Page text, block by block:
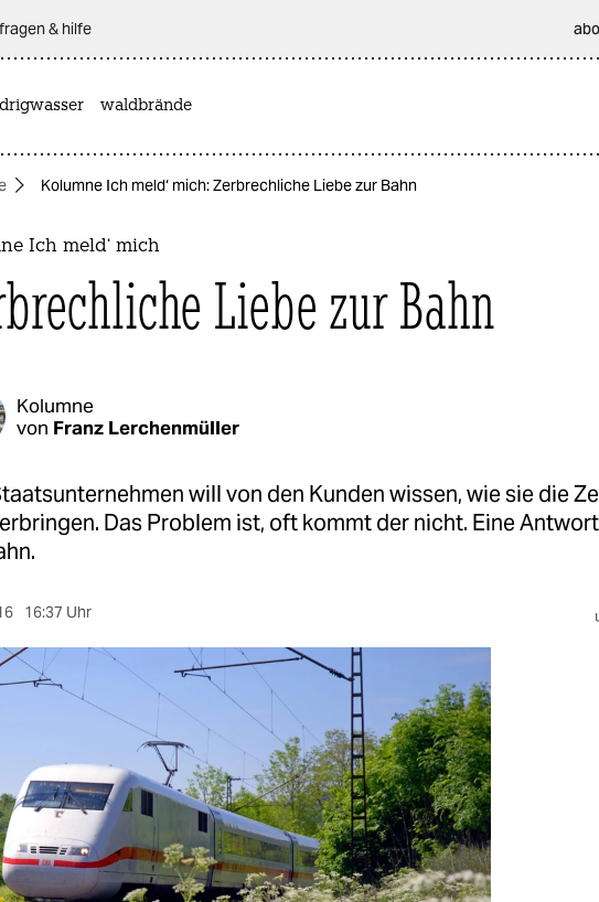
fragen & hilfe abo
waldbrände
Kolumne Ich meld‘ mich: Zerbrechliche Liebe zur Bahn
Ich meld‘ mich
Liebe zur Bahn
Kolumne
von Franz Lerchenmüller
will von den Kunden wissen, wie sie die
Das Problem ist, oft kommt der nicht. Eine
16:37 Uhr